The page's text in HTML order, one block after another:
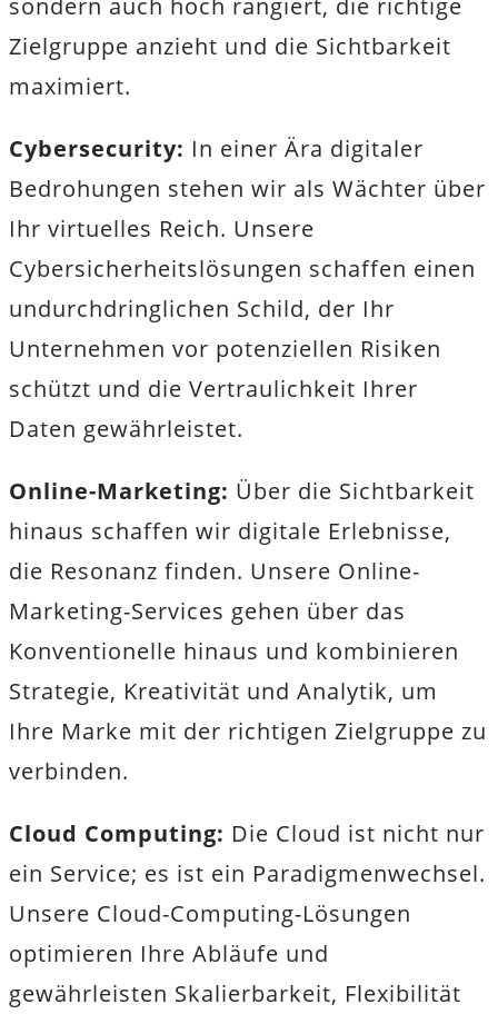
sondern auch hoch rangiert, die richtige
Zielgruppe anzieht und die Sichtbarkeit
maximiert.
Cybersecurity: In einer Ära digitaler
Bedrohungen stehen wir als Wächter über
Ihr virtuelles Reich. Unsere
Cybersicherheitslösungen schaffen einen
undurchdringlichen Schild, der Ihr
Unternehmen vor potenziellen Risiken
schützt und die Vertraulichkeit Ihrer
Daten gewährleistet.
Online-Marketing: Über die Sichtbarkeit
hinaus schaffen wir digitale Erlebnisse,
die Resonanz finden. Unsere Online-
Marketing-Services gehen über das
Konventionelle hinaus und kombinieren
Strategie, Kreativität und Analytik, um
Ihre Marke mit der richtigen Zielgruppe zu
verbinden.
Cloud Computing: Die Cloud ist nicht nur
ein Service; es ist ein Paradigmenwechsel.
Unsere Cloud-Computing-Lösungen
optimieren Ihre Abläufe und
gewährleisten Skalierbarkeit, Flexibilität